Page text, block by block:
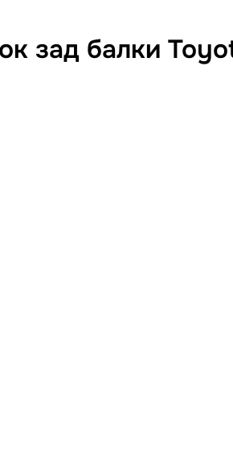
зад балки